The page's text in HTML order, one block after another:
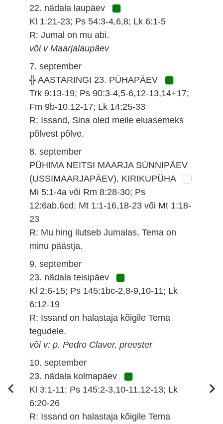
22. nädala laupäev
Kl 1:21-23; Ps 54:3-4,6,8; Lk 6:1-5
R: Jumal on mu abi.
või v Maarjalaupäev
7. september
╬ AASTARINGI 23. PÜHAPÄEV
Trk 9:13-19; Ps 90:3-4,5-6,12-13,14+17;
Fm 9b-10.12-17; Lk 14:25-33
R: Issand, Sina oled meile eluasemeks
põlvest põlve.
8. september
PÜHIMA NEITSI MAARJA SÜNNIPÄEV
(USSIMAARJAPÄEV), KIRIKUPÜHA
Mi 5:1-4a või Rm 8:28-30; Ps
12:6ab,6cd; Mt 1:1-16,18-23 või Mt 1:18-
23
R: Mu hing ilutseb Jumalas, Tema on
minu päästja.
9. september
23. nädala teisipäev
Kl 2:6-15; Ps 145:1bc-2,8-9,10-11; Lk
6:12-19
R: Issand on halastaja kõigile Tema
tegudele.
või v: p. Pedro Claver, preester
10. september
23. nädala kolmapäev
Kl 3:1-11; Ps 145:2-3,10-11,12-13; Lk
6:20-26
R: Issand on halastaja kõigile Tema